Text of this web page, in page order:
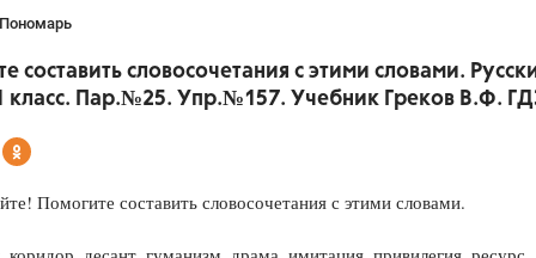
составить словосочетания с этими словами.
класс. Пар.№25. Упр.№157. Учебник Греков В.Ф.
Помогите составить словосочетания с этими словами.